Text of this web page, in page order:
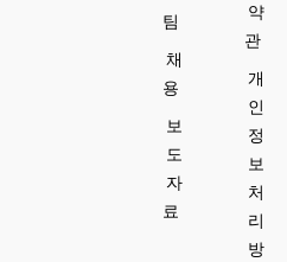
팀
채
용
보
도
자
료
약
관
개
인
정
보
처
리
방